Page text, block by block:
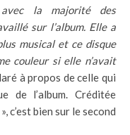
la majorité des
sur l’album. Elle a
musical et ce disque
couleur si elle n’avait
à propos de celle qui
de l’album. Créditée
c’est bien sur le second